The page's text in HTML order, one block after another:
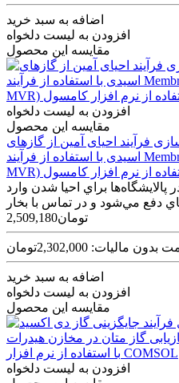
اضافه به سبد خرید
افزودن به لیست دلخواه
مقایسه این محصول
افزودن به لیست دلخواه
مقایسه این محصول
فرآیند احیای آمین از گازهای
اسیدی با استفاده از فرآیند Membrane Vacuum Regeneration)
پالايشگاه‌ها براي احيا شدن وارد
2,509,180تومان
بدون مالیات: 2,302,000تومان
اضافه به سبد خرید
افزودن به لیست دلخواه
مقایسه این محصول
افزودن به لیست دلخواه